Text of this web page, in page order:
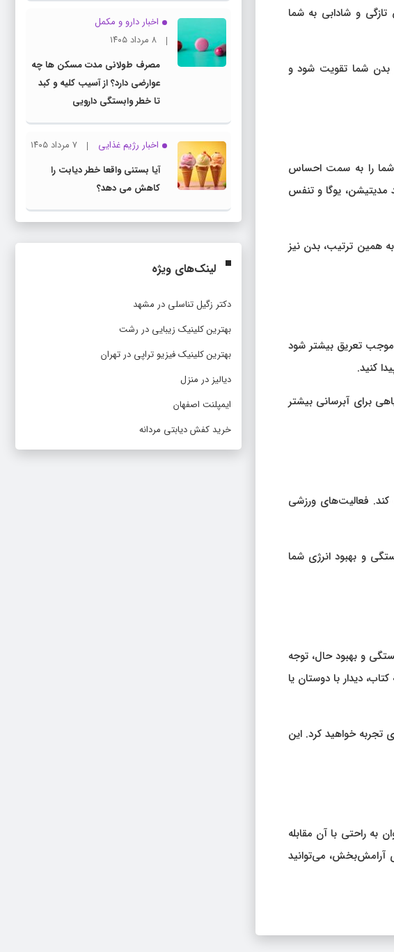
و شادابی به شما
بدن شما تقویت شود و
شما را به سمت احساس
مدیتیشن، یوگا و تنفس
همین ترتیب، بدن نیز
موجب تعریق بیشتر شود
کنید.
گیاهی برای آبرسانی بیشتر
فعالیت‌های ورزشی
و بهبود انرژی شما
و بهبود حال، توجه
دیدار با دوستان یا
خواهید کرد. این
راحتی با آن مقابله
آرامش‌بخش، می‌توانید
اخبار دارو و مکمل
۸ مرداد ۱۴۰۵
مصرف طولانی مدت مسکن ها چه
عوارضی دارد؟ از آسیب کلیه و کبد
تا خطر وابستگی دارویی
اخبار رژیم غذایی
۷ مرداد ۱۴۰۵
آیا بستنی واقعا خطر دیابت را
کاهش می دهد؟
لینک‌های ویژه
دکتر زگیل تناسلی در مشهد
بهترین کلینیک زیبایی در رشت
بهترین کلینیک فیزیو تراپی در تهران
دیالیز در منزل
ایمپلنت اصفهان
خرید کفش دیابتی مردانه